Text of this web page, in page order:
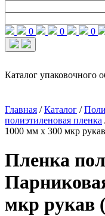
0 0 0
Каталог упаковочного
Главная / Каталог /
полиэтиленовая пленка
1000 мм x 300 мкр
Пленка
мкр рукав